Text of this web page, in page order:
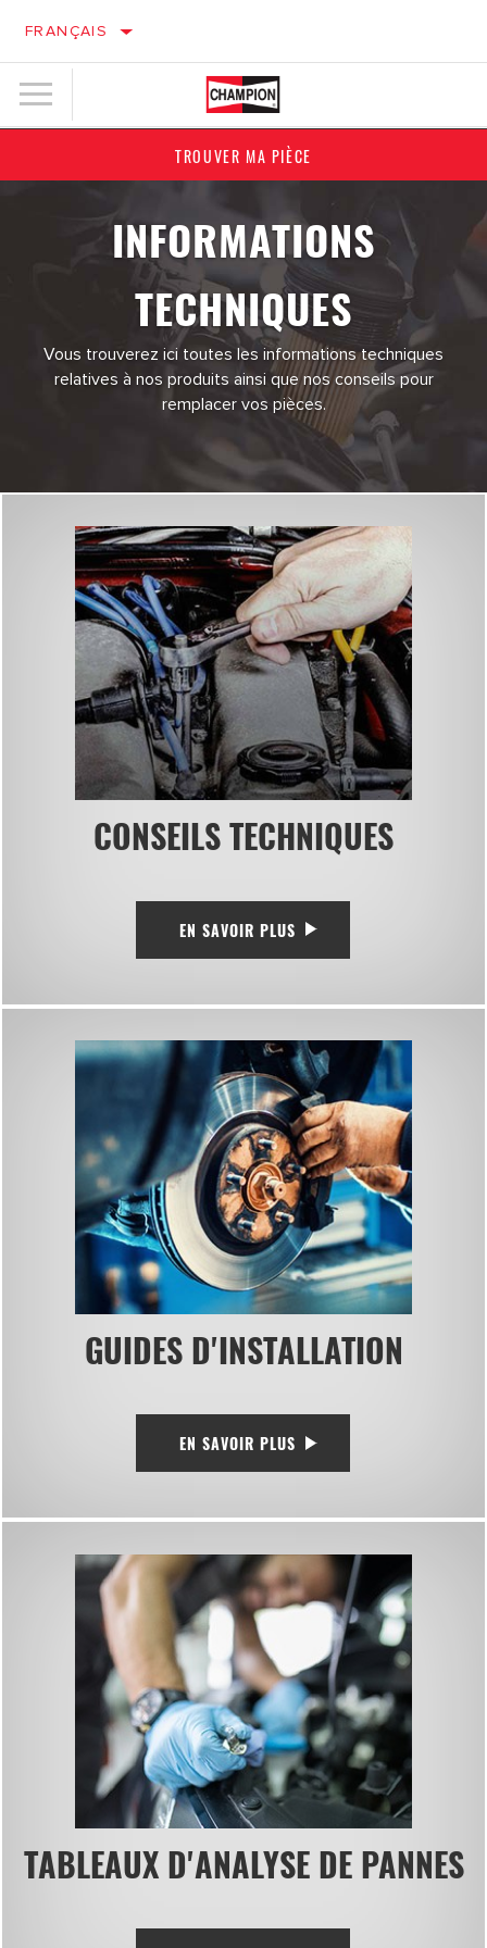
FRANÇAIS
TROUVER MA PIÈCE
INFORMATIONS
TECHNIQUES
Vous trouverez ici toutes les informations techniques
relatives à nos produits ainsi que nos conseils pour
remplacer vos pièces.
CONSEILS TECHNIQUES
EN SAVOIR PLUS
GUIDES D'INSTALLATION
EN SAVOIR PLUS
TABLEAUX D'ANALYSE DE PANNES